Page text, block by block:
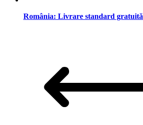
România: Livrare standard gratuită